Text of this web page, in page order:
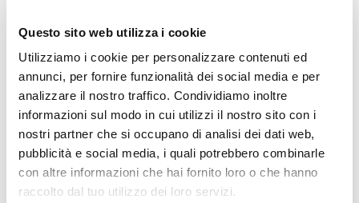
Questo sito web utilizza i cookie
Utilizziamo i cookie per personalizzare contenuti ed
annunci, per fornire funzionalità dei social media e per
analizzare il nostro traffico. Condividiamo inoltre
informazioni sul modo in cui utilizzi il nostro sito con i
nostri partner che si occupano di analisi dei dati web,
pubblicità e social media, i quali potrebbero combinarle
con altre informazioni che hai fornito loro o che hanno
raccolto dal tuo utilizzo dei loro servizi.
Prodotti alternativi